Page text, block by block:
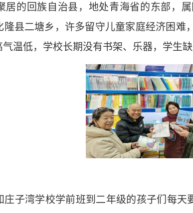
居的回族自治县，地处青海省的东部，
隆县二塘乡，许多留守儿童家庭经济困
温低，学校长期没有书架、乐器，学生缺
湾学校学前班到二年级的孩子们每天